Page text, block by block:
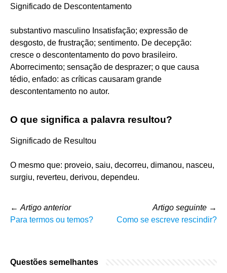
Significado de Descontentamento
substantivo masculino Insatisfação; expressão de
desgosto, de frustração; sentimento. De decepção:
cresce o descontentamento do povo brasileiro.
Aborrecimento; sensação de desprazer; o que causa
tédio, enfado: as críticas causaram grande
descontentamento no autor.
O que significa a palavra resultou?
Significado de Resultou
O mesmo que: proveio, saiu, decorreu, dimanou, nasceu,
surgiu, reverteu, derivou, dependeu.
← Artigo anterior
Para termos ou temos?
Artigo seguinte →
Como se escreve rescindir?
Questões semelhantes